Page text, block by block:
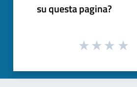
su questa pagina?